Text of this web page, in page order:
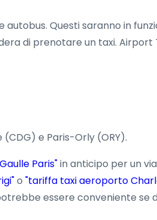
Questi saranno in
di prenotare un taxi.
e Paris-Orly (ORY).
Paris"in anticipo per un
o "tariffa taxi aeroporto
essere conveniente se